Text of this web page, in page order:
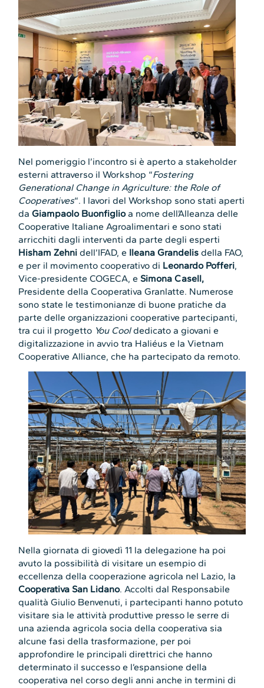
Nel pomeriggio l’incontro si è aperto a stakeholder
esterni attraverso il Workshop “Fostering
Generational Change in Agriculture: the Role of
Cooperatives“. I lavori del Workshop sono stati aperti
daGiampaolo Buonfiglioa nome dell’Alleanza delle
Cooperative Italiane Agroalimentari e sono stati
arricchiti dagli interventi da parte degli esperti
Hisham Zehni dell’IFAD, e Ileana Grandelis della FAO,
e per il movimento cooperativo di Leonardo Pofferi,
Vice-presidente COGECA, e Simona Casell,
Presidente della Cooperativa Granlatte. Numerose
sono state le testimonianze di buone pratiche da
parte delle organizzazioni cooperative partecipanti,
tra cui il progetto You Cooldedicato a giovani e
digitalizzazione in avvio tra Haliéus e la Vietnam
Cooperative Alliance, che ha partecipato da remoto.
Nella giornata di giovedì 11 la delegazione ha poi
avuto la possibilità di visitare un esempio di
eccellenza della cooperazione agricola nel Lazio, la
Cooperativa San Lidano. Accolti dal Responsabile
qualità Giulio Benvenuti, i partecipanti hanno potuto
visitare sia le attività produttive presso le serre di
una azienda agricola socia della cooperativa sia
alcune fasi della trasformazione, per poi
approfondire le principali direttrici che hanno
determinato il successo e l’espansione della
cooperativa nel corso degli anni anche in termini di